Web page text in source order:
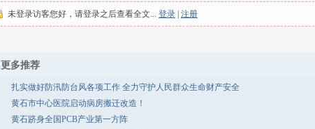
未登录访客您好，请登录之后查看全文... 登录 注册
更多推荐
扎实做好防汛防台风各项工作 全力守护人民群众生命财产安全
黄石市中心医院启动病房搬迁改造！
黄石跻身全国PCB产业第一方阵